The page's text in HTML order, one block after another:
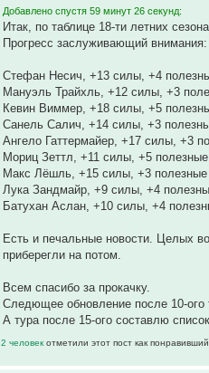
Добавлено спустя 59 минут 26 секунд:
Итак, по таблице 18-ти летних сезона
Прогресс заслуживающий внимания:
Стефан Несич, +13 силы, +4
Мануэль Трайхль, +12 силы, +3
Кевин Виммер, +18 силы, +5
Санель Салич, +14 силы, +3
Ангело Гаттермайер, +17 силы, +3
Мориц Зеттл, +11 силы, +5
Макс Лёшль, +15 силы, +3
Лука Зандмайр, +9 силы, +4
Батухан Аслан, +10 силы, +4
Есть и печальные новости. Целых
приберегли на потом.
Всем спасибо за прокачку.
Следющее обновление после 10-ого
А тура после 15-ого составлю
2 человекотметили этот пост как